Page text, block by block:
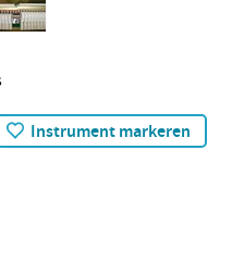
Instrument markeren